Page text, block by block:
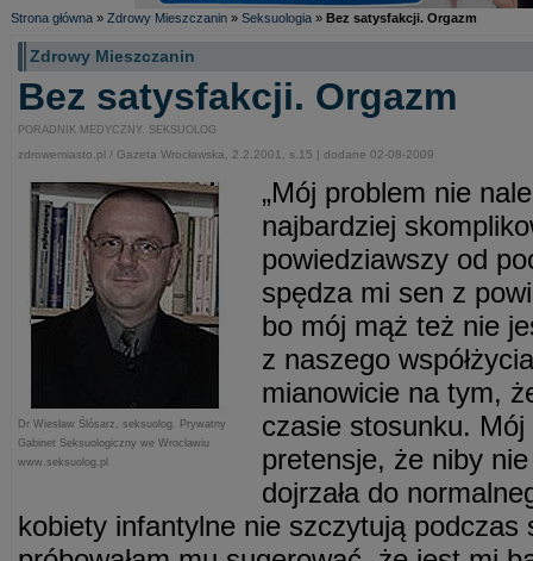
Strona główna » Zdrowy Mieszczanin » Seksuologia » Bez satysfakcji. Orgazm
Zdrowy Mieszczanin
Bez satysfakcji. Orgazm
PORADNIK MEDYCZNY. SEKSUOLOG
zdrowemiasto.pl / Gazeta Wrocławska, 2.2.2001, s.15 | dodane 02-08-2009
Dr Wiesław Ślósarz, seksuolog. Prywatny
Gabinet Seksuologiczny we Wrocławiu
www.seksuolog.pl
„Mój problem nie
najbardziej
powiedziawszy od
spędza mi sen z
bo mój mąż też nie
z naszego
mianowicie na tym,
czasie stosunku.
pretensje, że niby
dojrzała do
kobiety infantylne nie szczytują podczas